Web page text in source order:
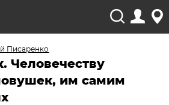
Писаренко
Человечеству
им самим